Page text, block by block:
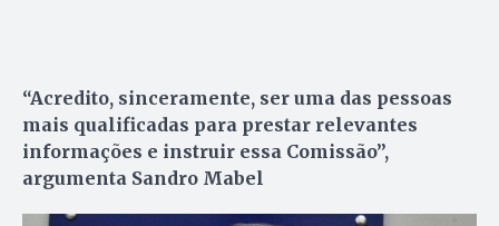
“Acredito, sinceramente, ser uma das pessoas
mais qualificadas para prestar relevantes
informações e instruir essa Comissão”,
argumenta Sandro Mabel